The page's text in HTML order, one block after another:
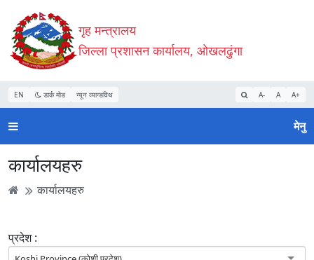
Accessibility
Mode
सुरु
गर्नुहोस्
सामाग्री
पढ्नुहाेस्
नेभिगेसन
पढ्नुहाेस्
वेबसाइट
खोजमा
जानुहोस्
गृह मन्त्रालय
जिल्ला प्रशासन कार्यालय, ओखलढुंगा
EN डार्क मोड न्यून व्यान्डविथ A- A A+
मेनु
कार्यालयहरु
कार्यालयहरु
प्रदेश :